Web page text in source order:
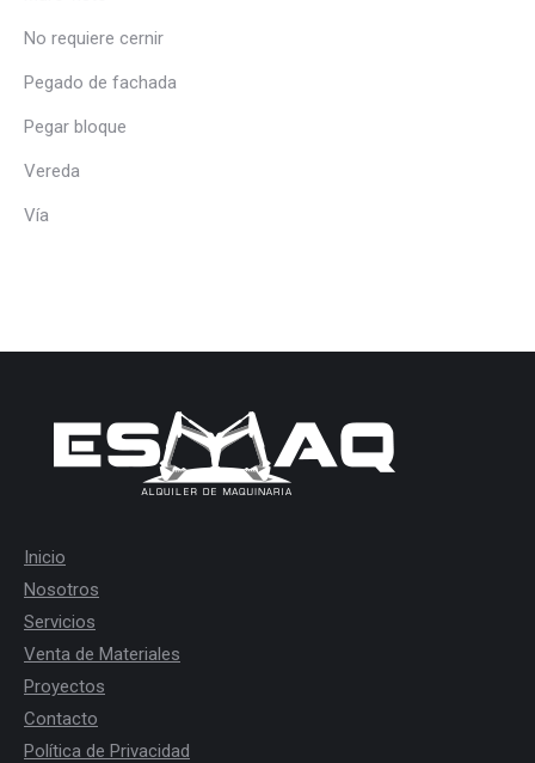
No requiere cernir
Pegado de fachada
Pegar bloque
Vereda
Vía
Inicio
Nosotros
Servicios
Venta de Materiales
Proyectos
Contacto
Política de Privacidad